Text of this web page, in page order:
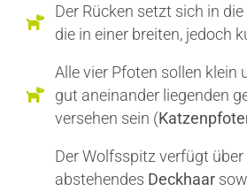
Der Rücken setzt sich in
die in einer breiten, jedoch
Alle vier Pfoten sollen klein
gut aneinander liegenden
versehen sein (
Der Wolfsspitz verfügt
abstehendes Deckhaar